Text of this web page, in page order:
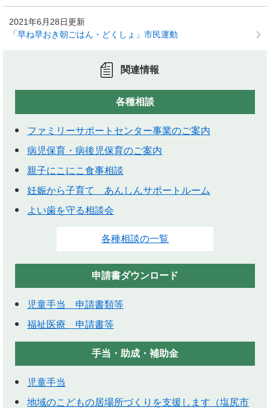
2021年6月28日更新
「早ね早おき朝ごはん・どくしょ」市民運動
関連情報
各種相談
ファミリーサポートセンター事業のご案内
病児保育・病後児保育のご案内
親子にこにこ食事相談
妊娠から子育て あんしんサポートルーム
よい歯を守る相談会
各種相談の一覧
申請書ダウンロード
児童手当 申請書類等
福祉医療 申請書等
手当・助成・補助金
児童手当
地域のこどもの居場所づくりを支援します（塩尻市